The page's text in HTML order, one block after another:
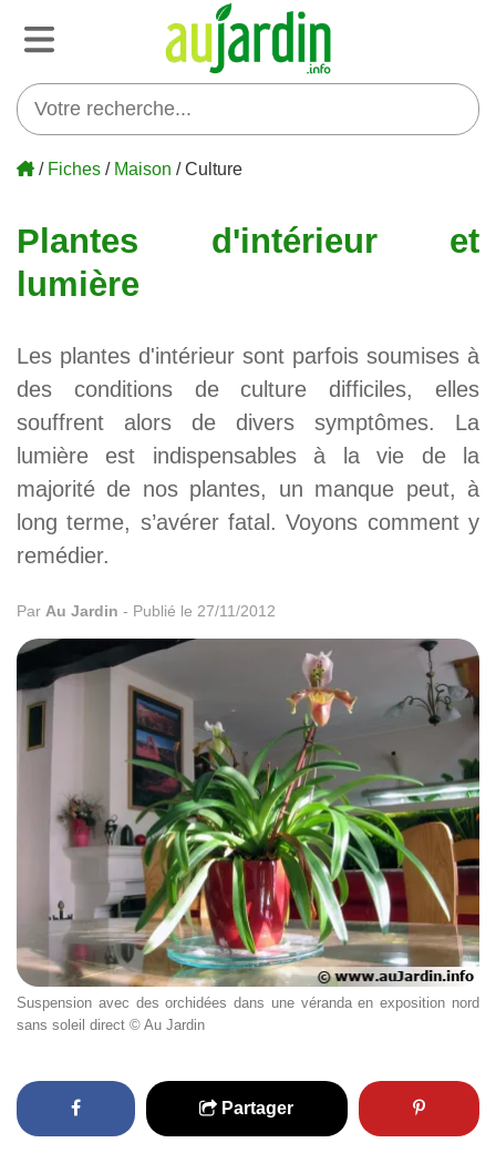
/ Fiches / Maison / Culture
Plantes d'intérieur et
lumière
Les plantes d'intérieur sont parfois soumises à
des conditions de culture difficiles, elles
souffrent alors de divers symptômes. La
lumière est indispensables à la vie de la
majorité de nos plantes, un manque peut, à
long terme, s’avérer fatal. Voyons comment y
remédier.
Par Au Jardin - Publié le 27/11/2012
Suspension avec des orchidées dans une véranda en exposition nord
sans soleil direct © Au Jardin
Partager